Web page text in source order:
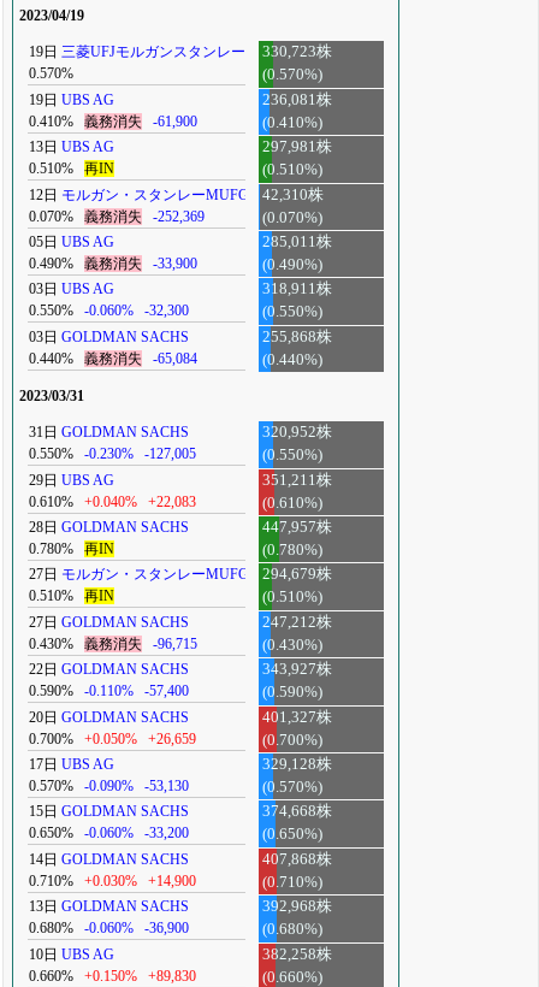
2023/04/19
19日 三菱UFJモルガンスタンレー
0.570%
330,723株
(0.570%)
19日 UBS AG
0.410%
義務消失 -61,900
236,081株
(0.410%)
13日 UBS AG
0.510%
再IN
297,981株
(0.510%)
12日 モルガン・スタンレーMUFG
0.070%
義務消失 -252,369
42,310株
(0.070%)
05日 UBS AG
0.490%
義務消失 -33,900
285,011株
(0.490%)
03日 UBS AG
0.550%
-0.060% -32,300
318,911株
(0.550%)
03日 GOLDMAN SACHS
0.440%
義務消失 -65,084
255,868株
(0.440%)
2023/03/31
31日 GOLDMAN SACHS
0.550%
-0.230% -127,005
320,952株
(0.550%)
29日 UBS AG
0.610%
+0.040% +22,083
351,211株
(0.610%)
28日 GOLDMAN SACHS
0.780%
再IN
447,957株
(0.780%)
27日 モルガン・スタンレーMUFG
0.510%
再IN
294,679株
(0.510%)
27日 GOLDMAN SACHS
0.430%
義務消失 -96,715
247,212株
(0.430%)
22日 GOLDMAN SACHS
0.590%
-0.110% -57,400
343,927株
(0.590%)
20日 GOLDMAN SACHS
0.700%
+0.050% +26,659
401,327株
(0.700%)
17日 UBS AG
0.570%
-0.090% -53,130
329,128株
(0.570%)
15日 GOLDMAN SACHS
0.650%
-0.060% -33,200
374,668株
(0.650%)
14日 GOLDMAN SACHS
0.710%
+0.030% +14,900
407,868株
(0.710%)
13日 GOLDMAN SACHS
0.680%
-0.060% -36,900
392,968株
(0.680%)
10日 UBS AG
0.660%
+0.150% +89,830
382,258株
(0.660%)